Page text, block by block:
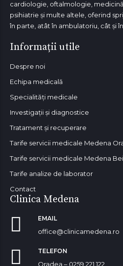
cardiologie, oftalmologie,
psihiatrie și multe altele, oferind
în parte, atât în ambulatoriu, cât și
Informații utile
Despre noi
Echipa medicală
Specialități medicale
Investigații și diagnostice
Tratament și recuperare
Tarife servicii medicale Medena
Tarife servicii medicale Medena
Tarife analize de laborator
Contact
Clinica Medena
EMAIL
office@clinicamedena.ro
TELEFON
Oradea – 0259 221 122